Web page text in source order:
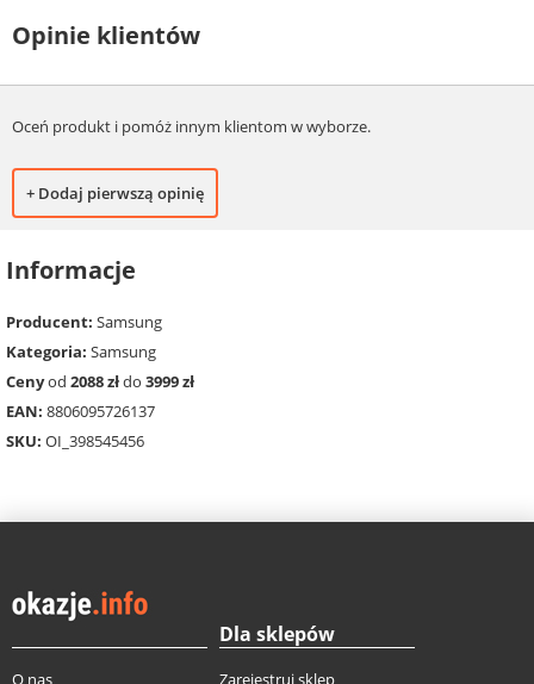
Opinie klientów
Oceń produkt i pomóż innym klientom w wyborze.
+ Dodaj pierwszą opinię
Informacje
Producent: Samsung
Kategoria: Samsung
Cenyod 2088 złdo 3999 zł
EAN: 8806095726137
SKU: OI_398545456
O nas
Dla sklepów
Zarejestruj sklep